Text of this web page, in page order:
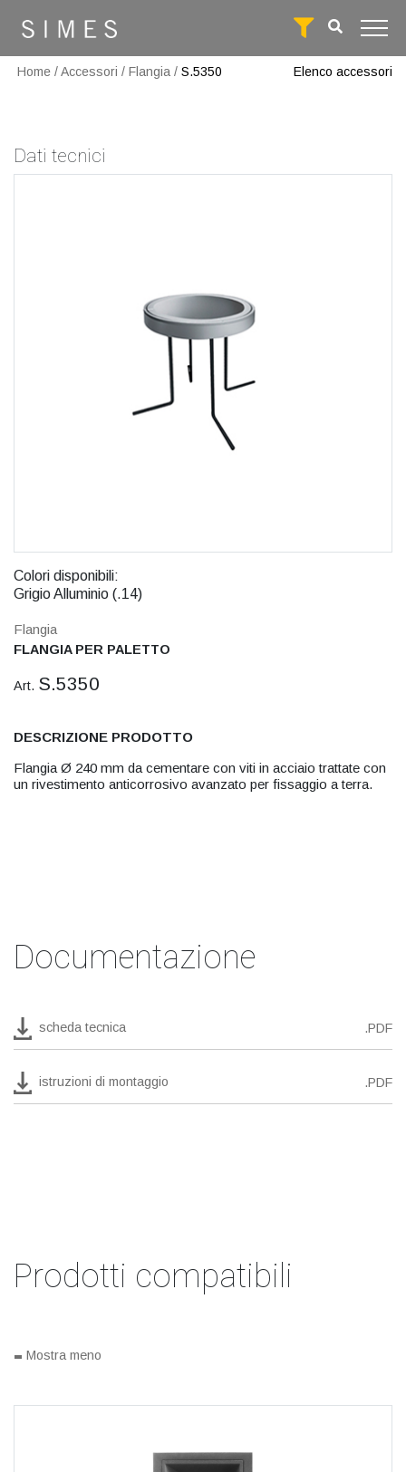
Home /Accessori / Flangia / S.5350 Elenco accessori
Dati tecnici
Colori disponibili:
Grigio Alluminio (.14)
Flangia
FLANGIA PER PALETTO
Art. S.5350
DESCRIZIONE PRODOTTO
Flangia Ø 240 mm da cementare con viti in acciaio trattate con
un rivestimento anticorrosivo avanzato per fissaggio a terra.
Documentazione
scheda tecnica .PDF
istruzioni di montaggio .PDF
Prodotti compatibili
- Mostra meno